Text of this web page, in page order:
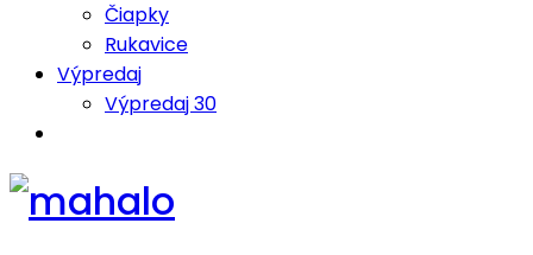
Čiapky
Rukavice
Výpredaj
Výpredaj 30